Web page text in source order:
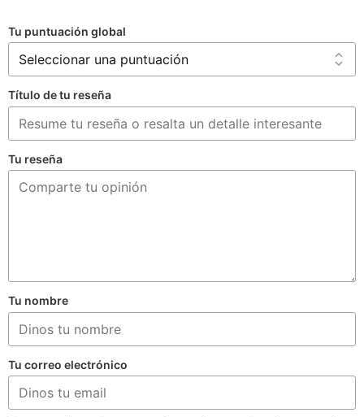
Tu puntuación global
Título de tu reseña
Tu reseña
Tu nombre
Tu correo electrónico